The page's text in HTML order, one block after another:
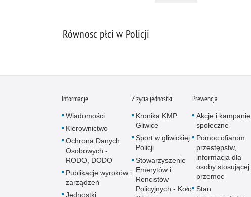
Równosc płci w Policji
Informacje
Wiadomości
Kierownictwo
Ochrona Danych
Osobowych -
RODO, DODO
Publikacje wyroków i
zarządzeń
Jednostki
Z życia jednostki
Kronika KMP
Gliwice
Sport w gliwickiej
Policji
Stowarzyszenie
Emerytów i
Rencistów
Policyjnych - Koło
Prewencja
Akcje i kampanie
społeczne
Pomoc ofiarom
przestępstw,
informacja dla
osoby stosującej
przemoc
Stan